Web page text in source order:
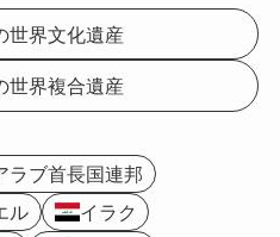
世界文化遺産
世界複合遺産
ラブ首長国連邦
ル
イラク